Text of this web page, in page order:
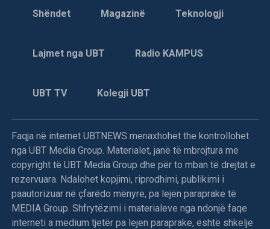
Shëndet Magazinë Teknologji
Lajmet nga UBT Radio KAMPUS
UBT TV Kolegji UBT
Faqja në internet UBTNEWS menaxhohet the kontrollohet
nga UBT Media Group. Materialet, janë të mbrojtura me
copyright të UBT Media Group dhe për to mban të drejtat e
rezervuara. Ndalohet kopjimi, riprodhimi, publikimi i
paautorizuar në çfarëdo mënyre, pa lejen paraprake të
MEDIA Group. Shfrytëzimi i materialeve nga ndonjë faqe
interneti a medium tjetër pa lejen paraprake, është shkelje